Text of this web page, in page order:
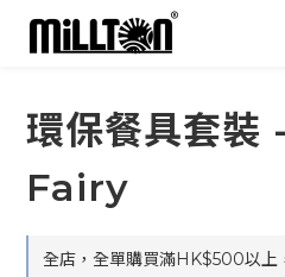
環保餐具套
Fairy
全店，全單購買滿HK$500以上